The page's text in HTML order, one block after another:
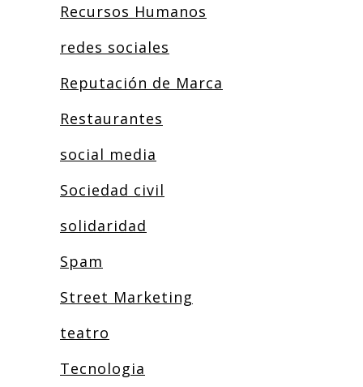
Recursos Humanos
redes sociales
Reputación de Marca
Restaurantes
social media
Sociedad civil
solidaridad
Spam
Street Marketing
teatro
Tecnologia